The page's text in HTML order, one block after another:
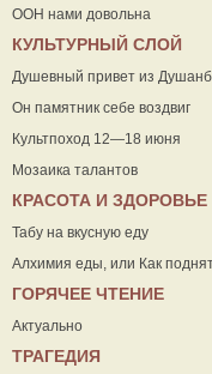
ООН нами довольна
КУЛЬТУРНЫЙ СЛОЙ
Душевный привет из
Он памятник себе воздвиг
Культпоход 12—18 июня
Мозаика талантов
КРАСОТА И ЗДОРОВЬЕ
Табу на вкусную еду
Алхимия еды, или Как
ГОРЯЧЕЕ ЧТЕНИЕ
Актуально
ТРАГЕДИЯ